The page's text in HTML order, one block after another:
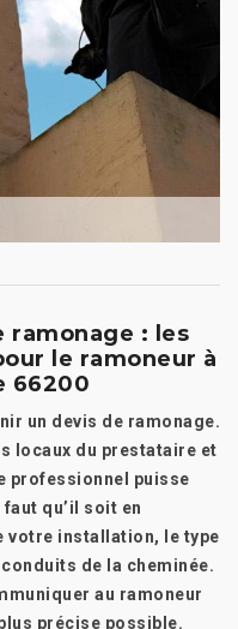
ramonage : les
le ramoneur à
66200
un devis de ramonage.
locaux du prestataire et
professionnel puisse
qu’il soit en
votre installation, le type
de la cheminée.
au ramoneur
précise possible.